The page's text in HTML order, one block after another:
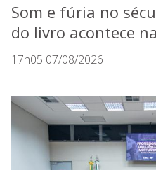
Som e fúria no
do livro acontece
17h05 07/08/2026